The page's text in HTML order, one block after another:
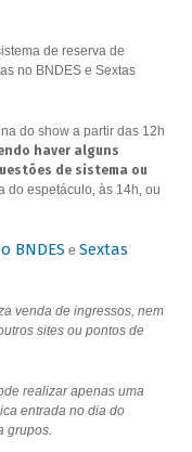
de reserva de
no BNDES e Sextas
do show a partir das 12h
haver alguns
de sistema ou
do espetáculo, às 14h, ou
BNDES e Sextas
venda de ingressos, nem
sites ou pontos de
realizar apenas uma
entrada no dia do
grupos.